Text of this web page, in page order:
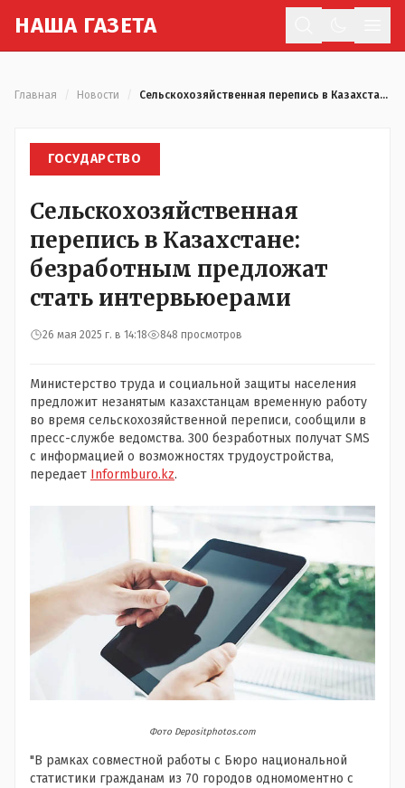
НАША ГАЗЕТА
Главная Новости Сельскохозяйственная перепись в Казахстане: безработным предложат стать интервьюерами
ГОСУДАРСТВО
Сельскохозяйственная
перепись в Казахстане:
безработным предложат
стать интервьюерами
26 мая 2025 г. в 14:18 848 просмотров
Министерство труда и социальной защиты населения
предложит незанятым казахстанцам временную работу
во время сельскохозяйственной переписи, сообщили в
пресс-службе ведомства. 300 безработных получат SMS
с информацией о возможностях трудоустройства,
передает Informburo.kz.
Фото Depositphotos.com
"В рамках совместной работы с Бюро национальной
статистики гражданам из 70 городов одномоментно с